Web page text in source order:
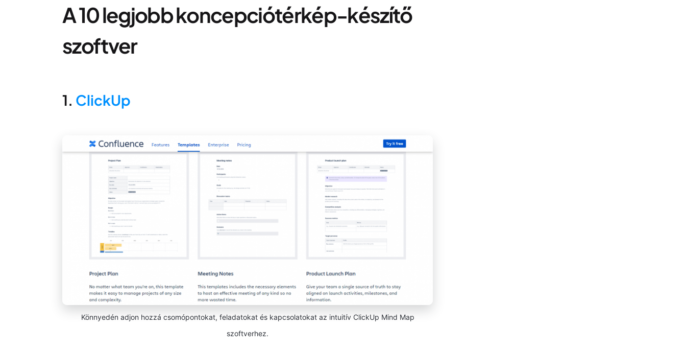
A 10 legjobb koncepciótérkép-készítő
szoftver
1. ClickUp
Könnyedén adjon hozzá csomópontokat, feladatokat és kapcsolatokat az intuitív ClickUp Mind Map
szoftverhez.